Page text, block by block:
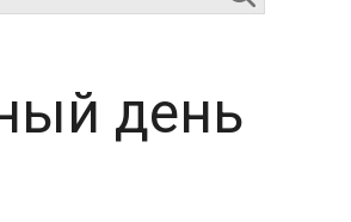
день